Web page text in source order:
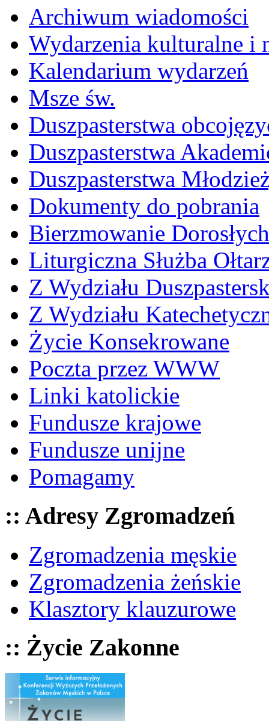
Archiwum wiadomości
Wydarzenia kulturalne i
Kalendarium wydarzeń
Msze św.
Duszpasterstwa
Duszpasterstwa
Duszpasterstwa
Dokumenty do pobrania
Bierzmowanie Dorosłych
Liturgiczna Służba
Z Wydziału
Z Wydziału
Życie Konsekrowane
Poczta przez WWW
Linki katolickie
Fundusze krajowe
Fundusze unijne
Pomagamy
:: Adresy Zgromadzeń
Zgromadzenia męskie
Zgromadzenia żeńskie
Klasztory klauzurowe
:: Życie Zakonne